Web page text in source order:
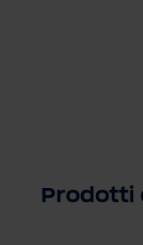
Prodotti